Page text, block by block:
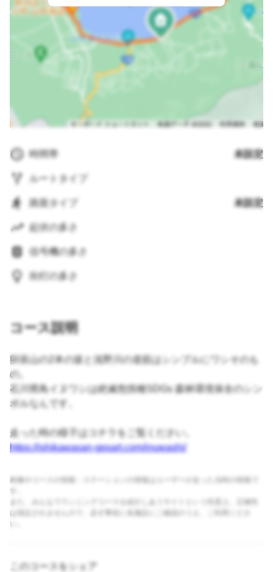
時間帯 未設定
ルートタイプ
路面タイプ 未設定
起伏の多さ
信号機の多さ
街灯の多さ
コース説明
卯辰山の2本の坂と浅野川の道筋はシンプルにワシそのも
の。
石川県鳥イヌワシは絶滅危惧種SDGs 森林環境保全のシン
ボルなんです。
走った時の様子はコチラをご覧ください。
https://ishikawasan-gpsart.com/inuwashi/
画像やコースの情報・ステーションの情報はユーザーが走った当時の情報で
す。
また、みんなでランニングコースを紹介しあうサイトという性質上、正確性
は保証されませんので、必ず事前に各施設にご確認のうえ、ご利用くださ
い。
このコースをシェア